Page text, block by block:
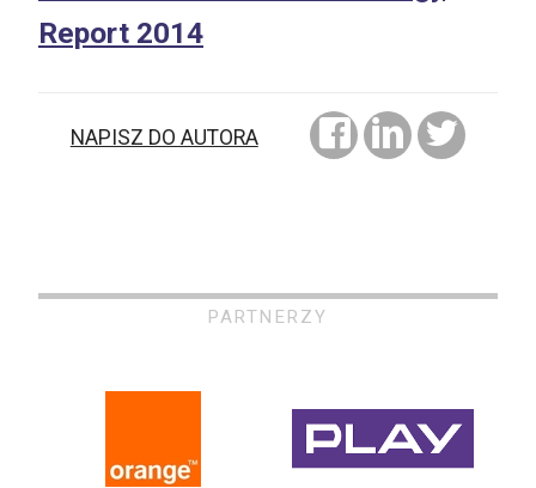
Report 2014
NAPISZ DO AUTORA
PARTNERZY